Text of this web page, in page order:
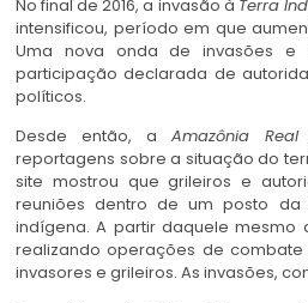
No final de 2016, a invasão à Terra
intensificou, período em que
Uma nova onda de invasões e
participação declarada de
políticos.
Desde então, a Amazônia Real
reportagens sobre a situação do
site mostrou que grileiros e
reuniões dentro de um posto da
indígena. A partir daquele mesmo
realizando operações de
invasores e grileiros. As invasões,